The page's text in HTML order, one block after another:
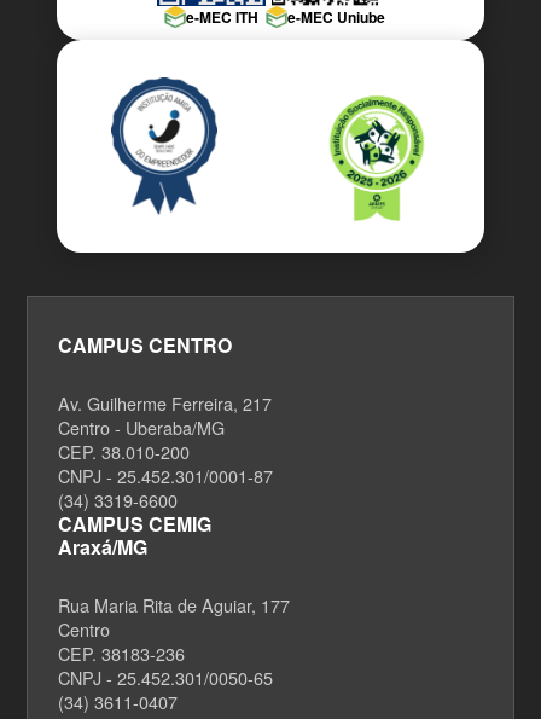
e-MEC ITH e-MEC Uniube
CAMPUS CENTRO
Av. Guilherme Ferreira, 217
Centro - Uberaba/MG
CEP. 38.010-200
CNPJ - 25.452.301/0001-87
(34) 3319-6600
CAMPUS CEMIG
Araxá/MG
Rua Maria Rita de Aguiar, 177
Centro
CEP. 38183-236
CNPJ - 25.452.301/0050-65
(34) 3611-0407